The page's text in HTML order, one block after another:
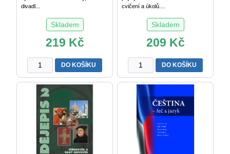
divadl...
Skladem
219 Kč
ČÍTANKA
pro
4.
gymnázií
Soukal
DO KOŠÍKU
cvičení a úkolů....
Skladem
209 Kč
ČESKÝ
JAZYK
pro
gymnázií
Kostečka
množství
DO KOŠÍKU